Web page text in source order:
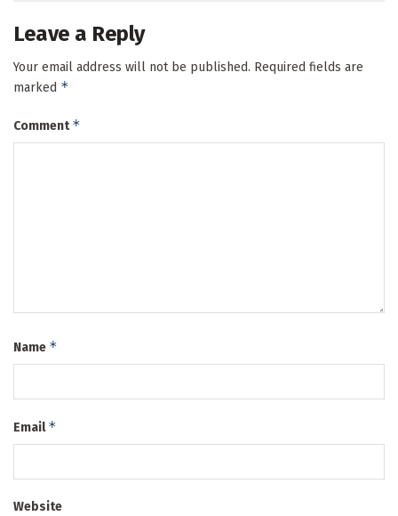
Leave a Reply
Your email address will not be published. Required fields are
marked *
Comment*
Name *
Email*
Website